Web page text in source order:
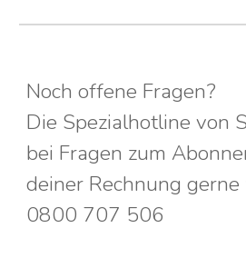
Noch offene Fragen?
Die Spezialhotline von
bei Fragen zum
deiner Rechnung
0800 707 506